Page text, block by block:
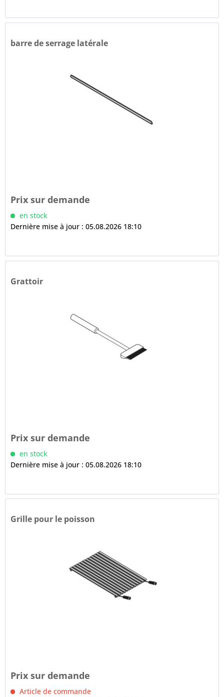
barre de serrage latérale
Prix sur demande
en stock
Dernière mise à jour : 05.08.2026 18:10
Grattoir
Prix sur demande
en stock
Dernière mise à jour : 05.08.2026 18:10
Grille pour le poisson
Prix sur demande
Article de commande